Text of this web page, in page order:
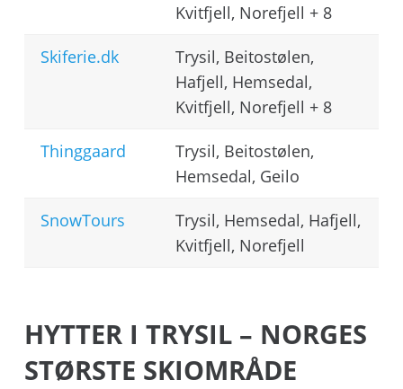
Kvitfjell, Norefjell + 8
Skiferie.dk
Trysil, Beitostølen,
Hafjell, Hemsedal,
Kvitfjell, Norefjell + 8
Thinggaard
Trysil, Beitostølen,
Hemsedal, Geilo
SnowTours
Trysil, Hemsedal, Hafjell,
Kvitfjell, Norefjell
HYTTER I TRYSIL – NORGES
STØRSTE SKIOMRÅDE